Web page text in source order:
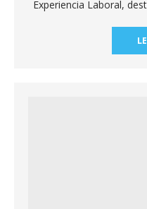
Experiencia Laboral,